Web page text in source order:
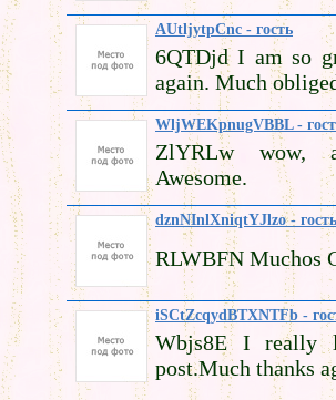
AUtljytpCnc - гость
6QTDjd I am so
again. Much
WljWEKpnugVBBL -
ZlYRLw wow,
Awesome.
dznNInlXniqtYJlzo - гость
RLWBFN Muchos
iSCtZcqydBTXNTFb -
Wbjs8E I really
post.Much thanks